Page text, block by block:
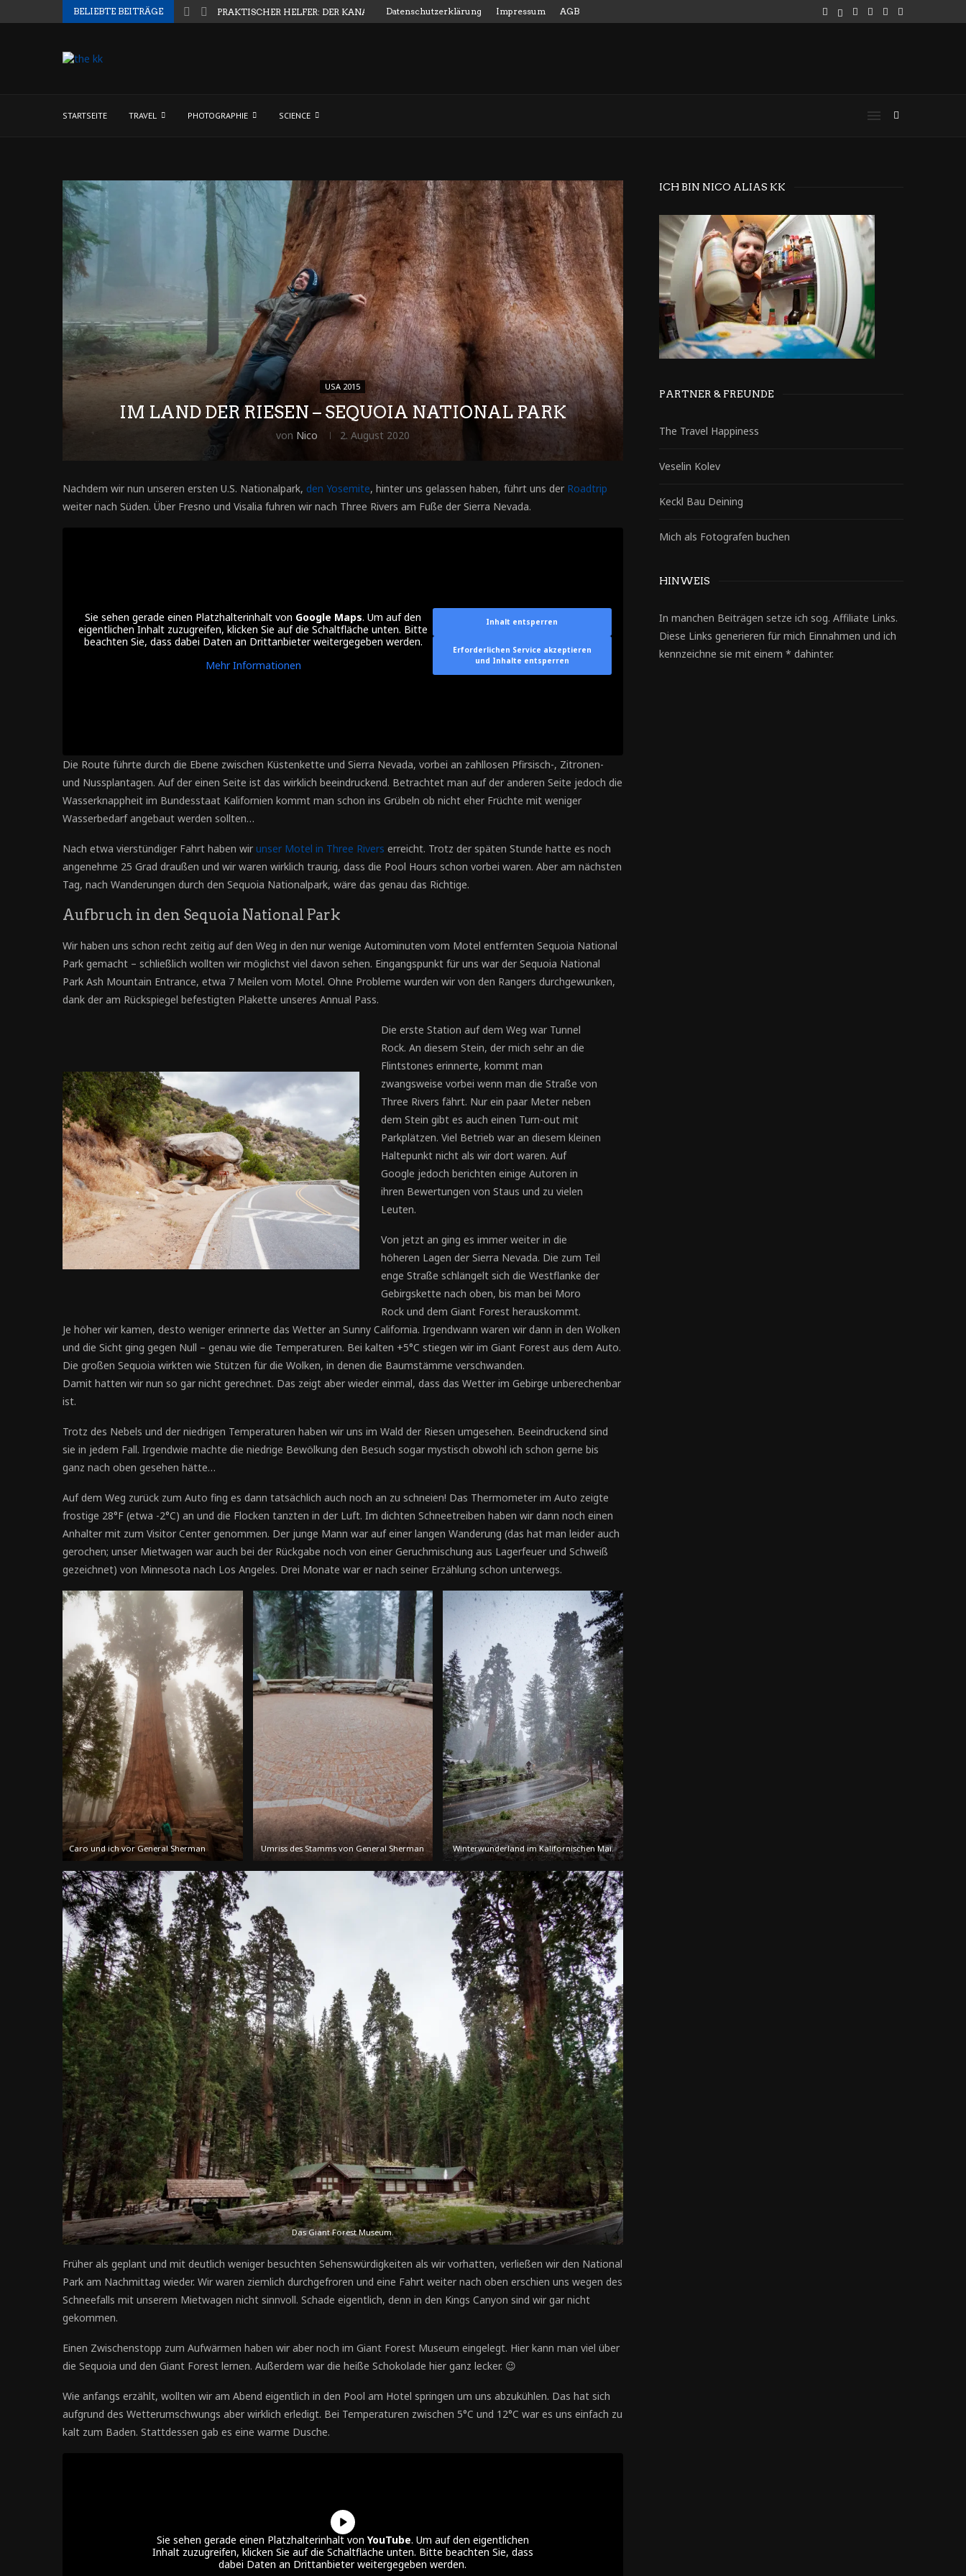
BELIEBTE BEITRÄGE PRAKTISCHER HELFER: DER KANALMESSSTABDatenschutzerklärung Impressum AGB
STARTSEITE TRAVEL PHOTOGRAPHIE SCIENCE
USA 2015
IM LAND DER RIESEN – SEQUOIA NATIONAL PARK
von Nico 2. August 2020
Nachdem wir nun unseren ersten U.S. Nationalpark, den Yosemite, hinter uns gelassen haben, führt uns der Roadtrip
weiter nach Süden. Über Fresno und Visalia fuhren wir nach Three Rivers am Fuße der Sierra Nevada.
Sie sehen gerade einen Platzhalterinhalt von Google Maps. Um auf den
eigentlichen Inhalt zuzugreifen, klicken Sie auf die Schaltfläche unten. Bitte
beachten Sie, dass dabei Daten an Drittanbieter weitergegeben werden.
Mehr Informationen
Inhalt entsperren
Erforderlichen Service akzeptieren
und Inhalte entsperren
Die Route führte durch die Ebene zwischen Küstenkette und Sierra Nevada, vorbei an zahllosen Pfirsisch-, Zitronen-
und Nussplantagen. Auf der einen Seite ist das wirklich beeindruckend. Betrachtet man auf der anderen Seite jedoch die
Wasserknappheit im Bundesstaat Kalifornien kommt man schon ins Grübeln ob nicht eher Früchte mit weniger
Wasserbedarf angebaut werden sollten…
Nach etwa vierstündiger Fahrt haben wir unser Motel in Three Rivers erreicht. Trotz der späten Stunde hatte es noch
angenehme 25 Grad draußen und wir waren wirklich traurig, dass die Pool Hours schon vorbei waren. Aber am nächsten
Tag, nach Wanderungen durch den Sequoia Nationalpark, wäre das genau das Richtige.
Aufbruch in den Sequoia National Park
Wir haben uns schon recht zeitig auf den Weg in den nur wenige Autominuten vom Motel entfernten Sequoia National
Park gemacht – schließlich wollten wir möglichst viel davon sehen. Eingangspunkt für uns war der Sequoia National
Park Ash Mountain Entrance, etwa 7 Meilen vom Motel. Ohne Probleme wurden wir von den Rangers durchgewunken,
dank der am Rückspiegel befestigten Plakette unseres Annual Pass.
Die erste Station auf dem Weg war Tunnel
Rock. An diesem Stein, der mich sehr an die
Flintstones erinnerte, kommt man
zwangsweise vorbei wenn man die Straße von
Three Rivers fährt. Nur ein paar Meter neben
dem Stein gibt es auch einen Turn-out mit
Parkplätzen. Viel Betrieb war an diesem kleinen
Haltepunkt nicht als wir dort waren. Auf
Google jedoch berichten einige Autoren in
ihren Bewertungen von Staus und zu vielen
Leuten.
Von jetzt an ging es immer weiter in die
höheren Lagen der Sierra Nevada. Die zum Teil
enge Straße schlängelt sich die Westflanke der
Gebirgskette nach oben, bis man bei Moro
Rock und dem Giant Forest herauskommt.
Je höher wir kamen, desto weniger erinnerte das Wetter an Sunny California. Irgendwann waren wir dann in den Wolken
und die Sicht ging gegen Null – genau wie die Temperaturen. Bei kalten +5°C stiegen wir im Giant Forest aus dem Auto.
Die großen Sequoia wirkten wie Stützen für die Wolken, in denen die Baumstämme verschwanden.
Damit hatten wir nun so gar nicht gerechnet. Das zeigt aber wieder einmal, dass das Wetter im Gebirge unberechenbar
ist.
Trotz des Nebels und der niedrigen Temperaturen haben wir uns im Wald der Riesen umgesehen. Beeindruckend sind
sie in jedem Fall. Irgendwie machte die niedrige Bewölkung den Besuch sogar mystisch obwohl ich schon gerne bis
ganz nach oben gesehen hätte…
Auf dem Weg zurück zum Auto fing es dann tatsächlich auch noch an zu schneien! Das Thermometer im Auto zeigte
frostige 28°F (etwa -2°C) an und die Flocken tanzten in der Luft. Im dichten Schneetreiben haben wir dann noch einen
Anhalter mit zum Visitor Center genommen. Der junge Mann war auf einer langen Wanderung (das hat man leider auch
gerochen; unser Mietwagen war auch bei der Rückgabe noch von einer Geruchmischung aus Lagerfeuer und Schweiß
gezeichnet) von Minnesota nach Los Angeles. Drei Monate war er nach seiner Erzählung schon unterwegs.
Caro und ich vor General Sherman Umriss des Stamms von General Sherman Winterwunderland im Kalifornischen Mai.
Das Giant Forest Museum.
Früher als geplant und mit deutlich weniger besuchten Sehenswürdigkeiten als wir vorhatten, verließen wir den National
Park am Nachmittag wieder. Wir waren ziemlich durchgefroren und eine Fahrt weiter nach oben erschien uns wegen des
Schneefalls mit unserem Mietwagen nicht sinnvoll. Schade eigentlich, denn in den Kings Canyon sind wir gar nicht
gekommen.
Einen Zwischenstopp zum Aufwärmen haben wir aber noch im Giant Forest Museum eingelegt. Hier kann man viel über
die Sequoia und den Giant Forest lernen. Außerdem war die heiße Schokolade hier ganz lecker. 😉
Wie anfangs erzählt, wollten wir am Abend eigentlich in den Pool am Hotel springen um uns abzukühlen. Das hat sich
aufgrund des Wetterumschwungs aber wirklich erledigt. Bei Temperaturen zwischen 5°C und 12°C war es uns einfach zu
kalt zum Baden. Stattdessen gab es eine warme Dusche.
Sie sehen gerade einen Platzhalterinhalt von YouTube. Um auf den eigentlichen
Inhalt zuzugreifen, klicken Sie auf die Schaltfläche unten. Bitte beachten Sie, dass
dabei Daten an Drittanbieter weitergegeben werden.
ICH BIN NICO ALIAS KK
PARTNER & FREUNDE
The Travel Happiness
Veselin Kolev
Keckl Bau Deining
Mich als Fotografen buchen
HINWEIS
In manchen Beiträgen setze ich sog. Affiliate Links.
Diese Links generieren für mich Einnahmen und ich
kennzeichne sie mit einem * dahinter.